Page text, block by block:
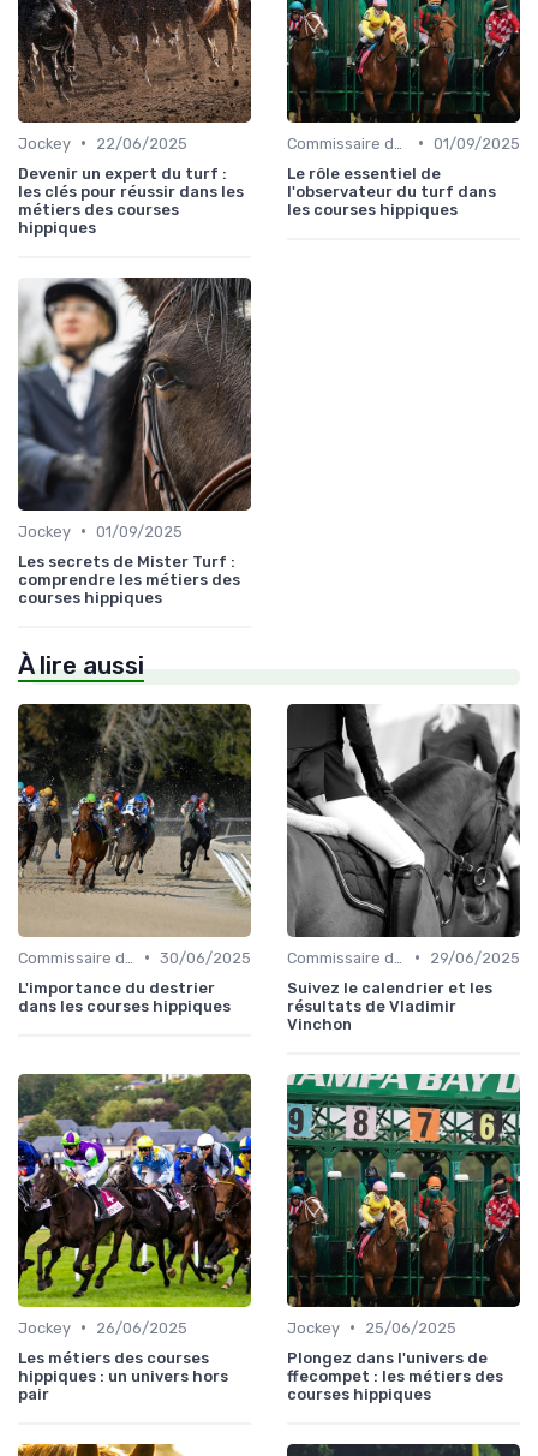
Jockey •
22/06/2025
Devenir un expert du turf :
les clés pour réussir dans les
métiers des courses
hippiques
• 01/09/2025
Le rôle essentiel de
l'observateur du turf dans
les courses hippiques
Jockey • 01/09/2025
Les secrets de Mister Turf :
comprendre les métiers des
courses hippiques
À lire aussi
• 30/06/2025
L'importance du destrier
dans les courses hippiques
•
29/06/2025
Suivez le calendrier et les
résultats de Vladimir
Vinchon
Jockey •
26/06/2025
Les métiers des courses
hippiques : un univers hors
pair
Jockey •
25/06/2025
Plongez dans l'univers de
ffecompet : les métiers des
courses hippiques